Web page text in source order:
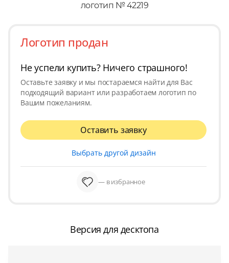
логотип № 42219
Логотип продан
Не успели купить? Ничего страшного!
Оставьте заявку и мы постараемся найти для Вас
подходящий вариант или разработаем логотип по
Вашим пожеланиям.
Оставить заявку
Выбрать другой дизайн
— в избранное
Версия для десктопа